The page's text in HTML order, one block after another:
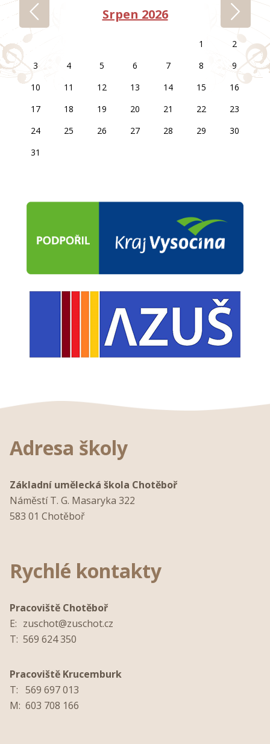
Srpen 2026
1
2
3
4 5 6 7 8
9
10
11 12 13 14 15
16
17
18 19 20 21 22
23
24
25 26 27 28 29
30
31
Adresa školy
Základní umělecká škola Chotěboř
Náměstí T. G. Masaryka 322
583 01 Chotěboř
Rychlé kontakty
Pracoviště Chotěboř
E: zuschot@zuschot.cz
T: 569 624 350
Pracoviště Krucemburk
T: 569 697 013
M: 603 708 166